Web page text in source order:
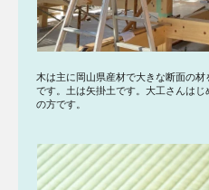
木は主に岡山県産材で大きな断面の
です。土は矢掛土です。大工さんは
の方です。